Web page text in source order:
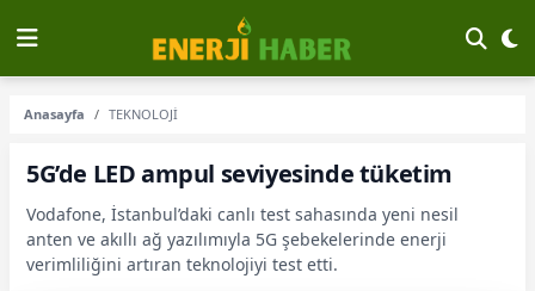
Anasayfa TEKNOLOJİ
5G’de LED ampul seviyesinde tüketim
Vodafone, İstanbul’daki canlı test sahasında yeni nesil
anten ve akıllı ağ yazılımıyla 5G şebekelerinde enerji
verimliliğini artıran teknolojiyi test etti.